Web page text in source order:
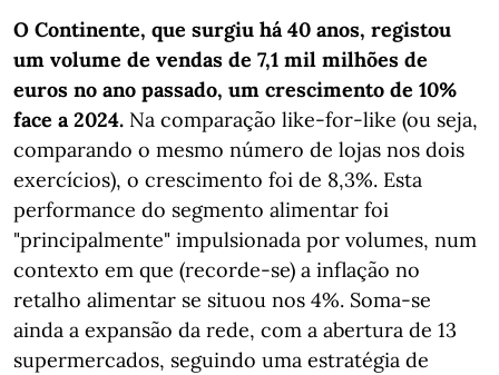
O Continente, que surgiu há 40 anos, registou
um volume de vendas de 7,1 mil milhões de
euros no ano passado, um crescimento de 10%
face a 2024. Na comparação like-for-like (ou seja,
comparando o mesmo número de lojas nos dois
exercícios), o crescimento foi de 8,3%. Esta
performance do segmento alimentar foi
"principalmente" impulsionada por volumes, num
contexto em que (recorde-se) a inflação no
retalho alimentar se situou nos 4%. Soma-se
ainda a expansão da rede, com a abertura de 13
supermercados, seguindo uma estratégia de